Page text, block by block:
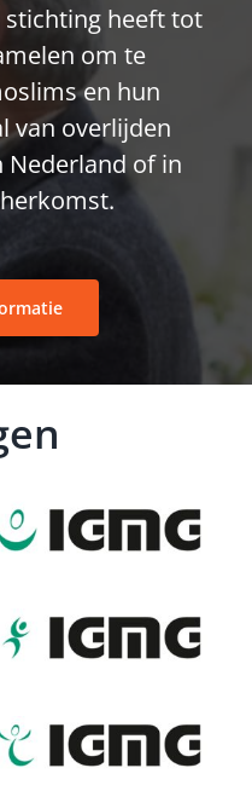
heeft tot
om te
en hun
van overlijden
Nederland of in